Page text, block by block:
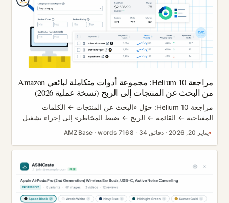
مراجعة Helium 10: مجموعة أدوات متكاملة لبائعي Amazon
من البحث عن المنتجات إلى الربح (نسخة عملية 2026)
مراجعة Helium 10: حوّل «البحث عن المنتجات ← الكلمات
المفتاحية ← القائمة ← الربح ← ضبط المخاطر» إلى إجراء تشغيل
اتخاذ القرار. فالبحث عن المنتجات يقوم على الحدس، والكلمات
المفتاحية على التخمين، والقوائم على حشو الكلمات، والربح على
التسوية في نهاية الشهر، والمخاطر على معالجة الأضرار بعد
وقوعها. قد ينجح ذلك على المدى القصير، لكن بمجرد أن تتوسّع أو
يناير 20, 2026 · دقائق 34 ·
7168 words
·
AMZBase